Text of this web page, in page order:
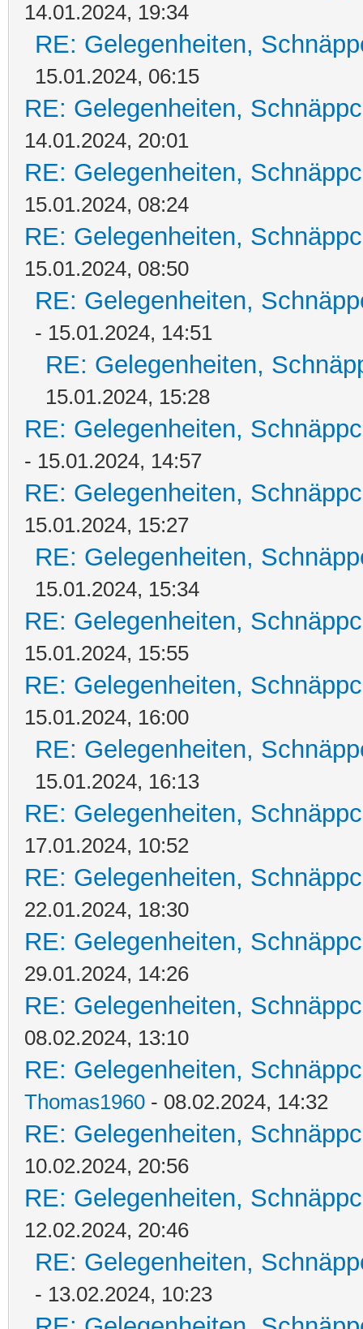
14.01.2024, 19:34
RE: Gelegenheiten,
15.01.2024, 06:15
RE: Gelegenheiten,
14.01.2024, 20:01
RE: Gelegenheiten,
15.01.2024, 08:24
RE: Gelegenheiten,
15.01.2024, 08:50
RE: Gelegenheiten,
- 15.01.2024, 14:51
RE: Gelegenheiten,
15.01.2024, 15:28
RE: Gelegenheiten,
- 15.01.2024, 14:57
RE: Gelegenheiten,
15.01.2024, 15:27
RE: Gelegenheiten,
15.01.2024, 15:34
RE: Gelegenheiten,
15.01.2024, 15:55
RE: Gelegenheiten,
15.01.2024, 16:00
RE: Gelegenheiten,
15.01.2024, 16:13
RE: Gelegenheiten,
17.01.2024, 10:52
RE: Gelegenheiten,
22.01.2024, 18:30
RE: Gelegenheiten,
29.01.2024, 14:26
RE: Gelegenheiten,
08.02.2024, 13:10
RE: Gelegenheiten,
Thomas1960 - 08.02.2024, 14:32
RE: Gelegenheiten,
10.02.2024, 20:56
RE: Gelegenheiten,
12.02.2024, 20:46
RE: Gelegenheiten,
- 13.02.2024, 10:23